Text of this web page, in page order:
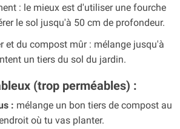
: le mieux est d'utiliser une fourche
le sol jusqu'à 50 cm de profondeur.
et du compost mûr : mélange jusqu'à
un tiers du sol du jardin.
(trop perméables) :
: mélange un bon tiers de compost au
où tu vas planter.